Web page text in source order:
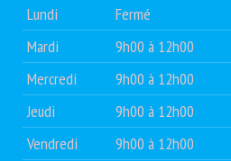
Lundi
Fermé
Mardi
9h00 à 12h00
Mercredi
9h00 à 12h00
Jeudi
9h00 à 12h00
Vendredi
9h00 à 12h00